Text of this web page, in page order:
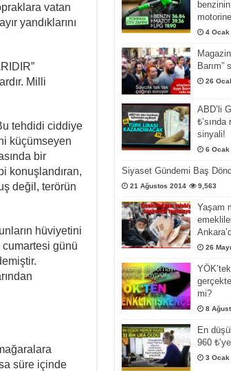
vatan
yandıklarını
Milli
tehdidi ciddiye
küçümseyen
bir
konuşlandıran,
değil, terörün
hüviyetini
günü
süre içinde
4 Ocak
Barım”
26
ABD’li
sinyali!
6 Ocak
Siyaset Gündemi Baş
21 Ağustos 2014 9,563
Yaşam
26
mi?
8
En
960
3 Ocak